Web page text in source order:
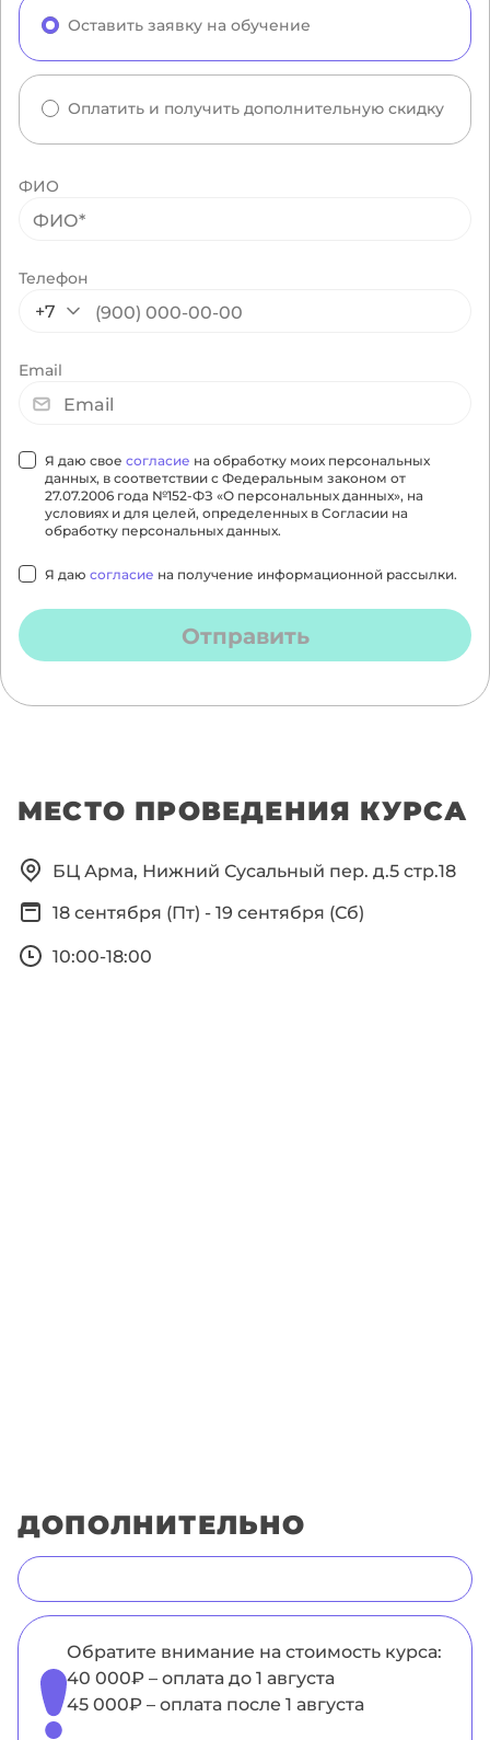
Оставить заявку на обучение
Оплатить и получить дополнительную скидку
ФИО
Телефон
+7
Email
Я даю свое согласие на обработку моих персональных
данных, в соответствии с Федеральным законом от
27.07.2006 года №152-ФЗ «О персональных данных», на
условиях и для целей, определенных в Согласии на
обработку персональных данных.
Я даю согласие на получение информационной рассылки.
Отправить
МЕСТО ПРОВЕДЕНИЯ КУРСА
БЦ Арма, Нижний Сусальный пер. д.5 стр.18
18 сентября (Пт) -19 сентября (Сб)
10:00-18:00
ДОПОЛНИТЕЛЬНО
Обратите внимание на стоимость курса:
40 000₽ – оплата до 1 августа
45 000₽ – оплата после 1 августа